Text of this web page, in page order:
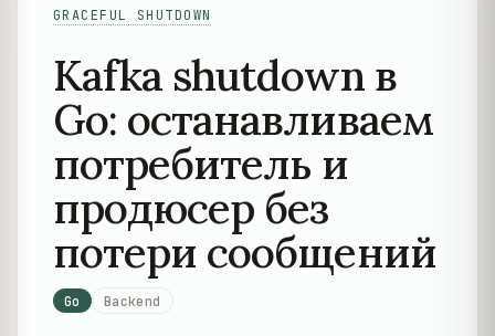
GRACEFUL SHUTDOWN
Kafka shutdown в
Go: останавливаем
потребитель и
продюсер без
потери сообщений
Go Backend